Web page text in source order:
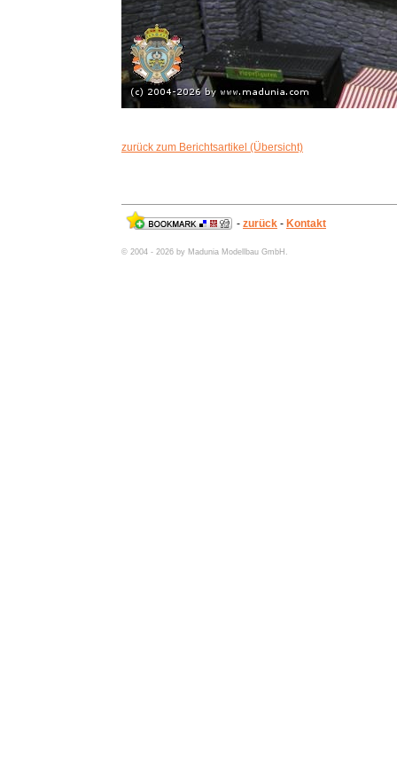
zurück zum Berichtsartikel (Übersicht)
- zurück - Kontakt
© 2004 - 2026 by Madunia Modellbau GmbH.